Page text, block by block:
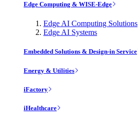
Edge Computing & WISE-Edge
Edge AI Computing Solutions
Edge AI Systems
Embedded Solutions & Design-in Service
Energy & Utilities
iFactory
iHealthcare